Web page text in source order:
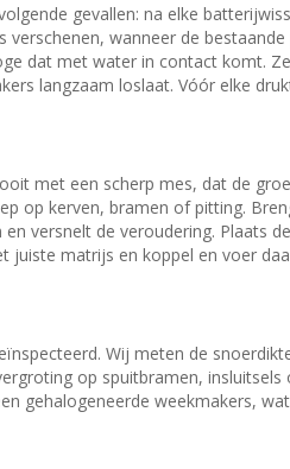
gevallen: na elke
wanneer de
dat met water in contact komt.
langzaam loslaat. Vóór elke
met een scherp mes, dat de
op kerven, bramen of pitting.
versnelt de veroudering. Plaats
matrijs en koppel en voer
Wij meten de
op spuitbramen, insluitsels
gehalogeneerde weekmakers,